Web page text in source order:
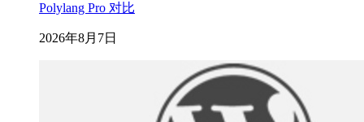
Polylang Pro 对比
2026年8月7日